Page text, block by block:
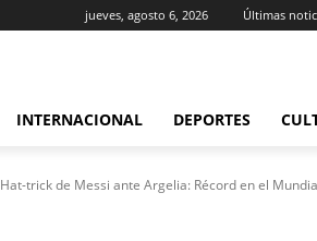
jueves, agosto 6, 2026 Últimas
INTERNACIONAL DEPORTES
Hat-trick de Messi ante Argelia: Récord en el